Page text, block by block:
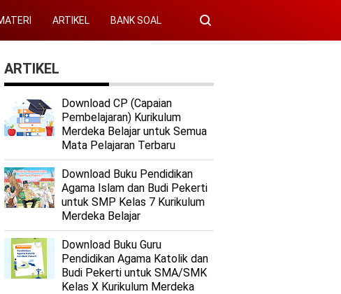
ARTIKEL BANK SOAL
ARTIKEL
Download CP (Capaian
Pembelajaran) Kurikulum
Merdeka Belajar untuk Semua
Mata Pelajaran Terbaru
Download Buku Pendidikan
Agama Islam dan Budi Pekerti
untuk SMP Kelas 7 Kurikulum
Merdeka Belajar
Download Buku Guru
Pendidikan Agama Katolik dan
Budi Pekerti untuk SMA/SMK
Kelas X Kurikulum Merdeka